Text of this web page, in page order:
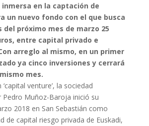
en la captación de
un nuevo fondo con el que busca
próximo mes de marzo 25
entre capital privado e
arreglo al mismo, en un primer
ya cinco inversiones y cerrará
mes.
venture’, la sociedad
Pedro Muñoz-Baroja inició su
2018 en San Sebastián como
de capital riesgo privada de Euskadi,